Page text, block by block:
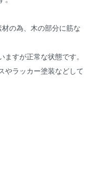
の為、木の部分に筋な
すが正常な状態です。
やラッカー塗装などして